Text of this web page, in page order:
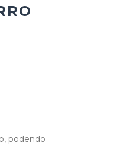
podendo